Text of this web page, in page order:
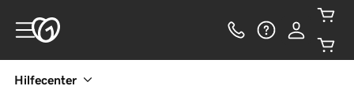
Hilfecenter